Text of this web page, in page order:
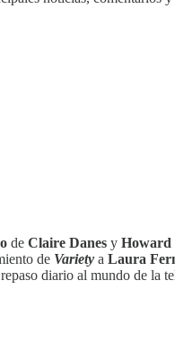
de Claire Danes y Howard
de Variety a Laura
diario al mundo de la